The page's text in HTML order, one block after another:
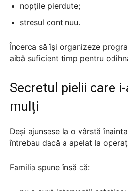
nopțile pierdute;
stresul continuu.
Încerca să își organizeze
aibă suficient timp pentru
Secretul pielii care
mulți
Deși ajunsese la o vârstă
întrebau dacă a apelat la
Familia spune însă că: